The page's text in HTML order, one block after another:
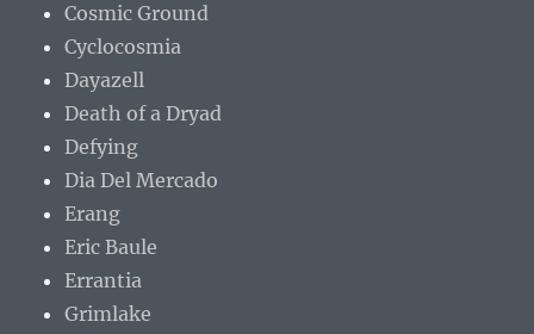
Cosmic Ground
Cyclocosmia
Dayazell
Death of a Dryad
Defying
Dia Del Mercado
Erang
Eric Baule
Errantia
Grimlake